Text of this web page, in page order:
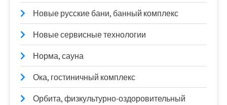
Новые русские бани, банный комплекс
Новые сервисные технологии
Норма, сауна
Ока, гостиничный комплекс
Орбита, физкультурно-оздоровительный